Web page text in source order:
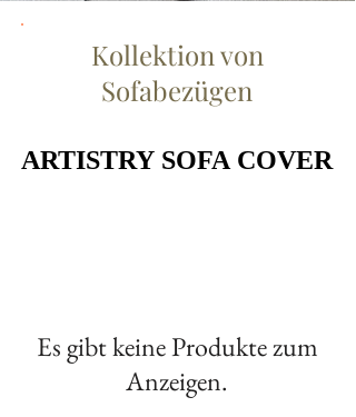
Kollektion von
Sofabezügen
ARTISTRY SOFA COVER
ARTISTRY SOFA COVER
Es gibt keine Produkte zum
Anzeigen.